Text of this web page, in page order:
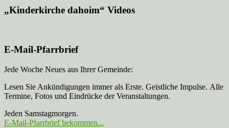
„Kinderkirche dahoim“ Videos
E-Mail-Pfarrbrief
Jede Woche Neues aus Ihrer Gemeinde:
Lesen Sie Ankündigungen immer als Erste. Geistliche Impulse. Alle
Termine, Fotos und Eindrücke der Veranstaltungen.
Jeden Samstagmorgen.
E-Mail-Pfarrbrief bekommen...